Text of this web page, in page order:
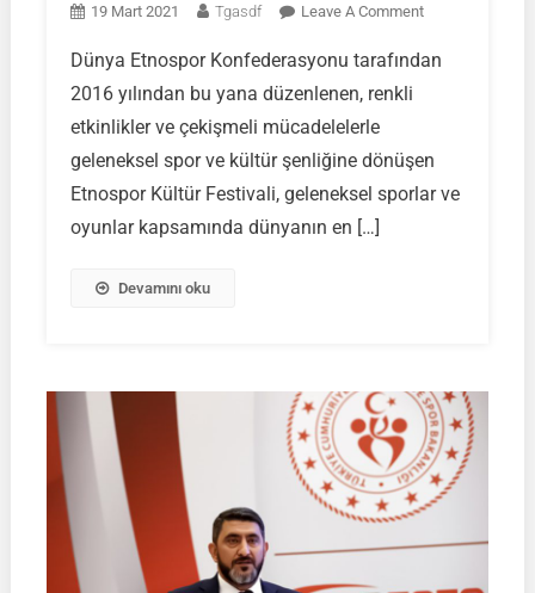
19 Mart 2021 Tgasdf Leave A CommentOn
Kültür
Dünya Etnospor Konfederasyonu tarafından
2016 yılından bu yana düzenlenen, renkli
etkinlikler ve çekişmeli mücadelelerle
geleneksel spor ve kültür şenliğine dönüşen
Etnospor Kültür Festivali, geleneksel sporlar ve
oyunlar kapsamında dünyanın en […]
Devamını oku